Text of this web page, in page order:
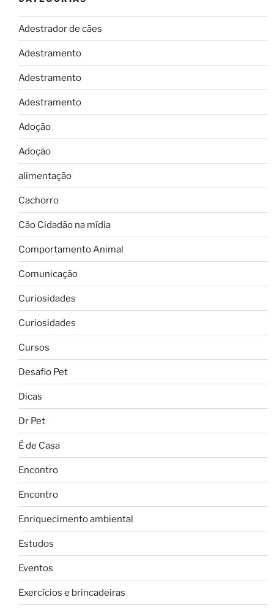
Adestrador de cães
Adestramento
Adestramento
Adestramento
Adoção
Adoção
alimentação
Cachorro
Cão Cidadão na mídia
Comportamento Animal
Comunicação
Curiosidades
Curiosidades
Cursos
Desafio Pet
Dicas
Dr Pet
É de Casa
Encontro
Encontro
Enriquecimento ambiental
Estudos
Eventos
Exercícios e brincadeiras